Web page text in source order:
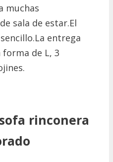
muchas
sala de estar.El
entrega
forma de L, 3
rinconera